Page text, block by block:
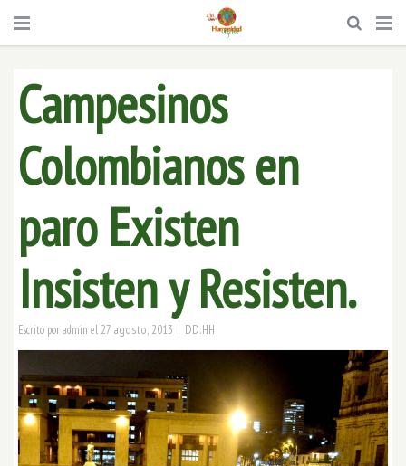
Campesinos
Colombianos en
paro Existen
Insisten y Resisten.
Escrito poradmin el 27 agosto, 2013 | DD.HH